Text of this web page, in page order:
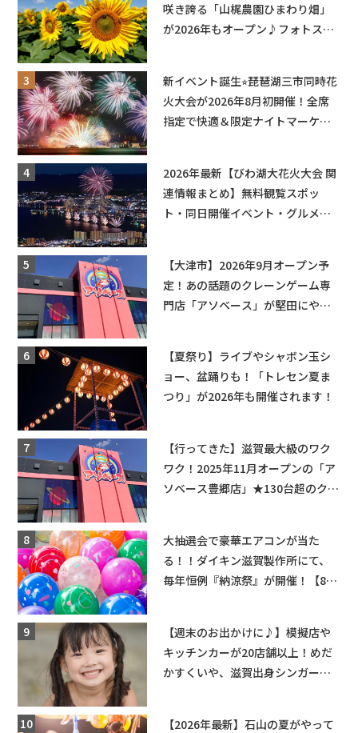
咲き誇る「山梶農園ひまわり畑」
が2026年もオープン♪フォトスポ
新イベント誕生⭐︎琵琶湖三市同時花
火大会が2026年8月初開催！全席
指定で快適＆限定ナイトマーケッ
2026年最新【びわ湖大花火大会 関
連情報まとめ】無料観覧スポッ
ト・同日開催イベント・グルメマ
【大津市】2026年9月オープン予
定！あの話題のクレーンゲーム専
門店「アソベース」が堅田にやっ
【夏祭り】ライブやシャボン玉シ
ョー、盆踊りも！「トレセン夏ま
つり」が2026年も開催されます！
【行ってきた】滋賀最大級のワク
ワク！2025年11月オープンの「ア
ソベース豊郷店」★130台超のクレ
大抽選会で豪華エアコンが当た
る！！ダイキン滋賀製作所にて、
毎年恒例『納涼祭』が開催！【8月
【週末のお出かけに♪】模擬店や
キッチンカーが20店舗以上！めだ
かすくいや、滋賀出身シンガーソ
【2026年最新】石山の夏がやって